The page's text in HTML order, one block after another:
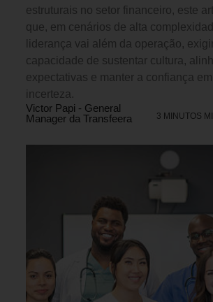
estruturais no setor financeiro, este
que, em cenários de alta
liderança vai além da operação,
capacidade de sustentar cultura,
expectativas e manter a confiança
incerteza.
Victor Papi - General
Manager da Transfeera
3 MINUTOS